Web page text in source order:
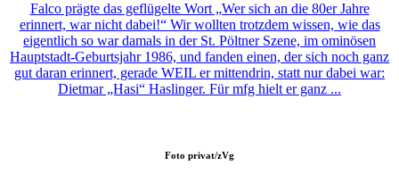
Falco prägte das geflügelte Wort „Wer sich an die 80er Jahre
erinnert, war nicht dabei!“ Wir wollten trotzdem wissen, wie das
eigentlich so war damals in der St. Pöltner Szene, im ominösen
Hauptstadt-Geburtsjahr 1986, und fanden einen, der sich noch ganz
gut daran erinnert, gerade WEIL er mittendrin, statt nur dabei war:
Dietmar „Hasi“ Haslinger. Für mfg hielt er ganz ...
Foto privat/zVg